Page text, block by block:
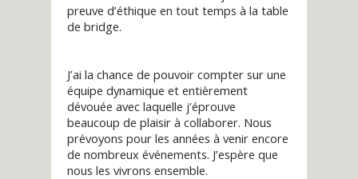
preuve d’éthique en tout temps à la table
de bridge.
J’ai la chance de pouvoir compter sur une
équipe dynamique et entièrement
dévouée avec laquelle j’éprouve
beaucoup de plaisir à collaborer. Nous
prévoyons pour les années à venir encore
de nombreux événements. J’espère que
nous les vivrons ensemble.